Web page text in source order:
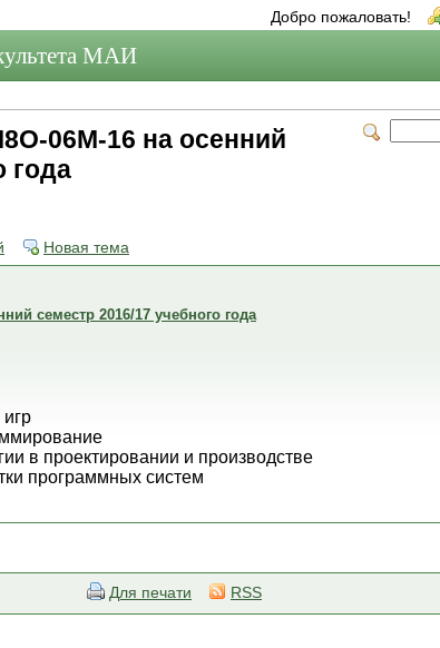
Добро пожаловать!
МАИ
06М-16 на осенний
года
Новая тема
семестр 2016/17 учебного года
в проектировании и производстве
программных систем
Для печати RSS